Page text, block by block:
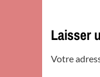
Laisser
Votre